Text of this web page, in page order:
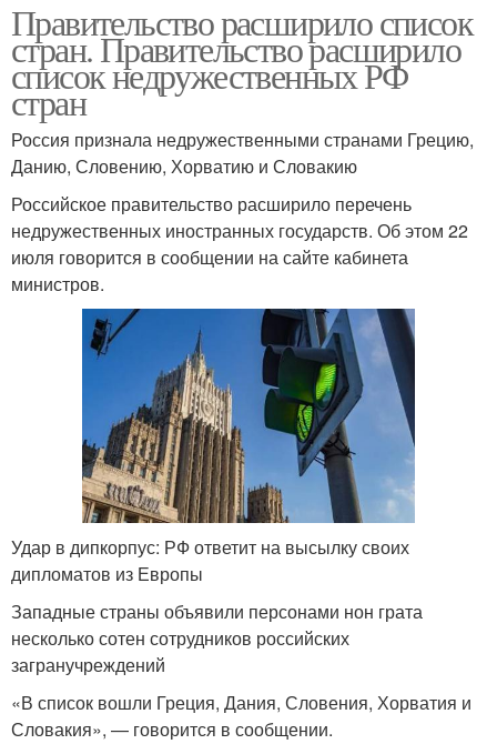
Правительство расширило список
стран. Правительство расширило
список недружественных РФ
стран
Россия признала недружественными странами Грецию,
Данию, Словению, Хорватию и Словакию
Российское правительство расширило перечень
недружественных иностранных государств. Об этом 22
июля говорится в сообщении на сайте кабинета
министров.
Удар в дипкорпус: РФ ответит на высылку своих
дипломатов из Европы
Западные страны объявили персонами нон грата
несколько сотен сотрудников российских
загранучреждений
«В список вошли Греция, Дания, Словения, Хорватия и
Словакия», — говорится в сообщении.